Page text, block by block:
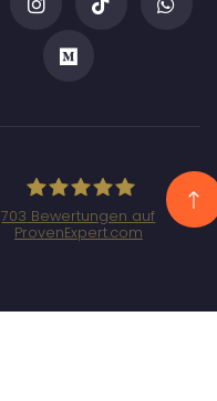
Marketing
703 Bewertungen auf
ProvenExpert.com